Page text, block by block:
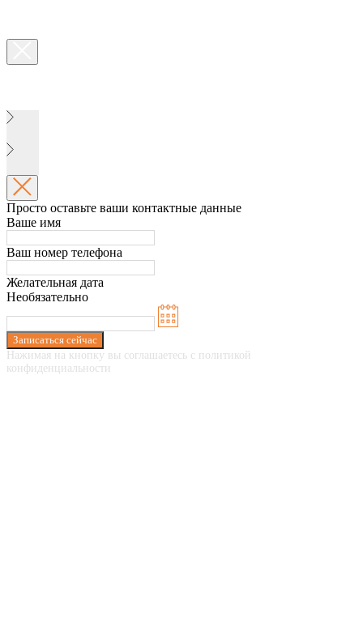
Просто оставьте ваши контактные данные
Ваше имя
Ваш номер телефона
Желательная дата
Необязательно
Записаться сейчас
Нажимая на кнопку вы соглашаетесь с политикой
конфиденциальности